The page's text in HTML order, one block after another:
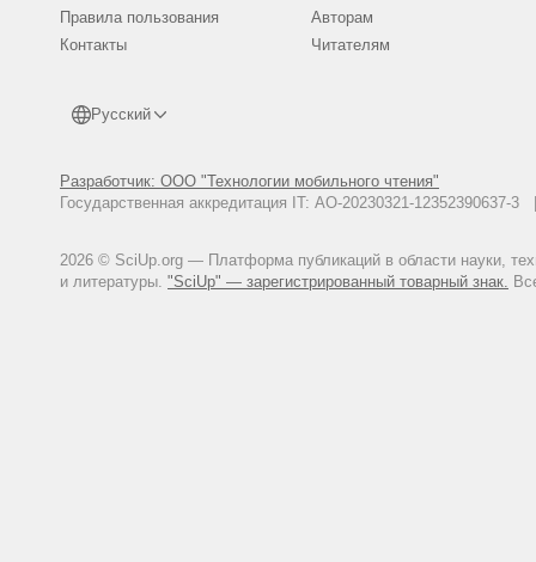
Правила пользования
Контакты
Русский
Разработчик: ООО "Технологии мобильного чтения"
Государственная аккредитация IT: АО-20230321-
2026 © SciUp.org — Платформа публикаций в области науки,
и литературы. "SciUp" — зарегистрированный товарный знак.
Авторам
Читателям